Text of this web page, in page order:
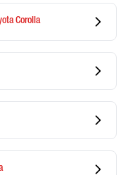
Corolla